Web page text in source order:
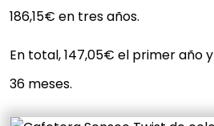
186,15€ en tres años.
En total, 147,05€ el primer año y
36 meses.